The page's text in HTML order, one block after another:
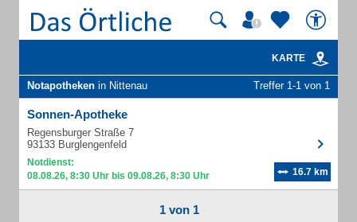
KARTE
Notapotheken in Nittenau Treffer 1-1 von 1
Sonnen-Apotheke
Regensburger Straße 7
93133 Burglengenfeld
Notdienst:
08.08.26, 8:30 Uhr bis 09.08.26, 8:30 Uhr
16.7 km
1 von 1